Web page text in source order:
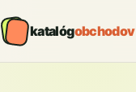
katalógobchodov